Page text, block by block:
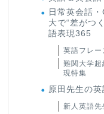
日常英会話
大で“差がつ
語表現365
英語フレ
難関大学
現特集
原田先生の
新人英語先